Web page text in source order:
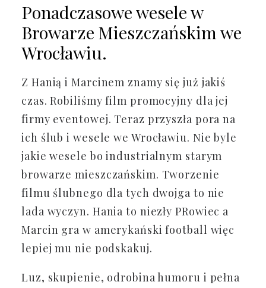
Ponadczasowe wesele w
Browarze Mieszczańskim we
Wrocławiu.
Z Hanią i Marcinem znamy się już jakiś
czas. Robiliśmy film promocyjny dla jej
firmy eventowej. Teraz przyszła pora na
ich ślub i wesele we Wrocławiu. Nie byle
jakie wesele bo industrialnym starym
browarze mieszczańskim. Tworzenie
filmu ślubnego dla tych dwojga to nie
lada wyczyn. Hania to niezły PRowiec a
Marcin gra w amerykański football więc
lepiej mu nie podskakuj.
Luz, skupienie, odrobina humoru i pełna